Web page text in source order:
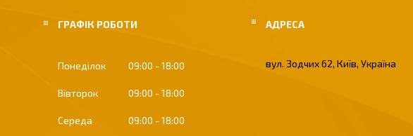
ГРАФІК РОБОТИ
Понеділок 09:00 18:00
Вівторок 09:00 18:00
Середа 09:00 18:00
вул. Зодчих 62, Київ, Україна